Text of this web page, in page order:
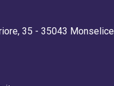
35 - 35043 Monselice